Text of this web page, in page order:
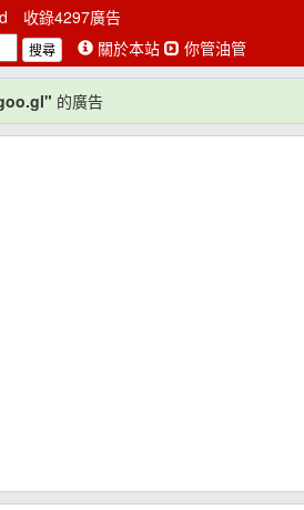
收錄4297廣告
關於本站
你管油管
的廣告